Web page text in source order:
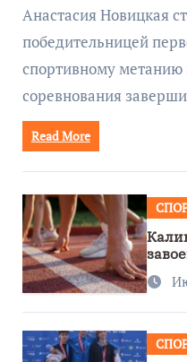
Анастасия Новицкая
победительницей
спортивному
соревнования
Read More